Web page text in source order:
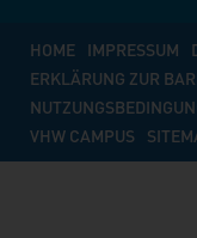
HOME IMPRESSUM
ERKLÄRUNG ZUR
VHW CAMPUS